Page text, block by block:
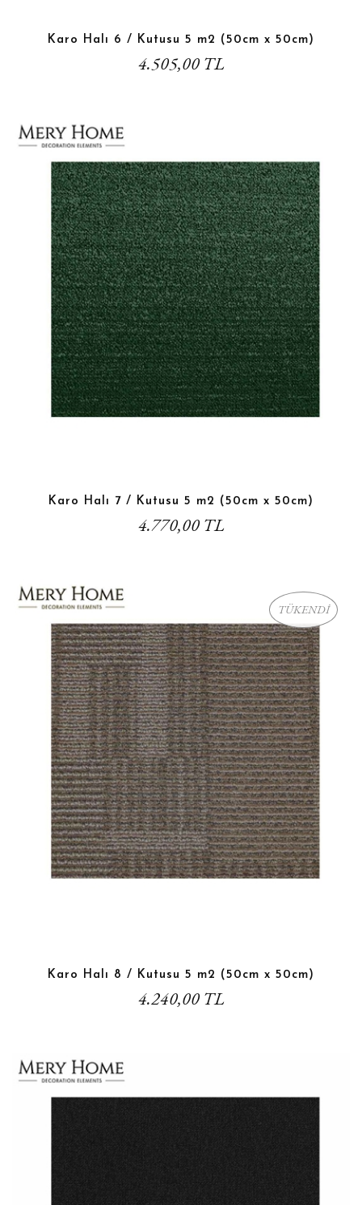
Karo Halı 6 / Kutusu 5 m2 (50cm x 50cm)
4.505,00 TL
Karo Halı 7 / Kutusu 5 m2 (50cm x 50cm)
4.770,00 TL
TÜKENDİ
Karo Halı 8 / Kutusu 5 m2 (50cm x 50cm)
4.240,00 TL